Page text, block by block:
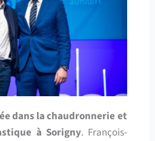
dans la chaudronnerie et
à Sorigny. François-